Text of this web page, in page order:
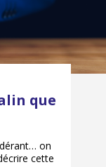
que
on
cette